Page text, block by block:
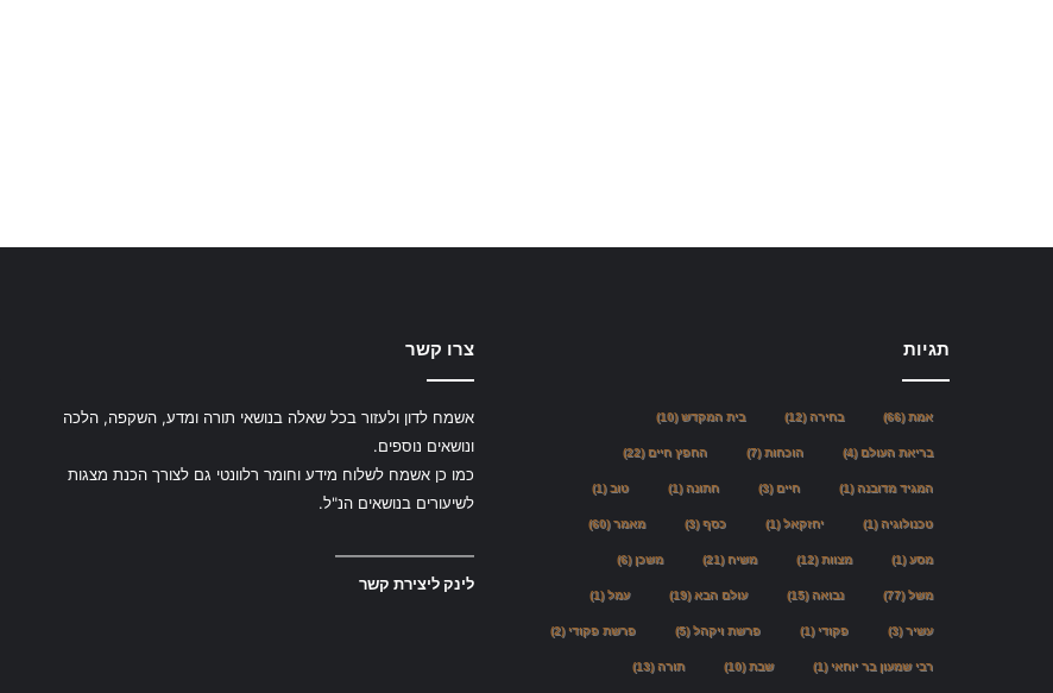
תגיות
אמת(66) בחירה(12) בית המקדש(10)
בריאת העולם (4) הוכחות(7) החפץ חיים (22)
המגיד מדובנה(1) חיים (3) חתונה(1) טוב(1)
טכנולוגיה(1) יחזקאל(1) כסף(3) מאמר(60)
מסע(1) מצוות(12) משיח (21) משכן (6)
משל(77) נבואה(15) עולם הבא(19) עמל(1)
עשיר(3) פקודי (1) פרשת ויקהל(5) פרשת פקודי (2)
רבי שמעון בר יוחאי (1) שבת(10) תורה(13)
צרו קשר
אשמח לדון ולעזור בכל שאלה בנושאי תורה ומדע, השקפה, הלכה
ונושאים נוספים.
כמו כן אשמח לשלוח מידע וחומר רלוונטי גם לצורך הכנת מצגות
לשיעורים בנושאים הנ"ל.
—————————
לינק ליצירת קשר